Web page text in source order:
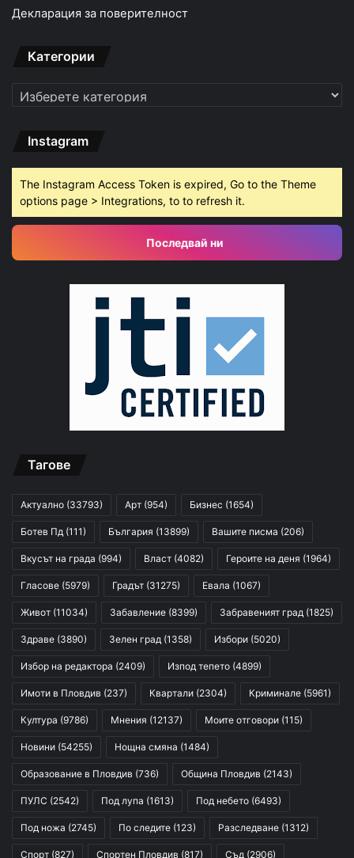
Декларация за поверителност
Категории
Категории
Instagram
The Instagram Access Token is expired, Go to the Theme
options page > Integrations, to to refresh it.
Последвай ни
Тагове
Актуално (33793) Арт (954) Бизнес (1654)
Ботев Пд (111) България (13899) Вашите писма (206)
Вкусът на града (994) Власт (4082) Героите на деня (1964)
Гласове (5979) Градът (31275) Евала (1067)
Живот (11034) Забавление (8399) Забравеният град (1825)
Здраве (3890) Зелен град (1358) Избори (5020)
Избор на редактора (2409) Изпод тепето (4899)
Имоти в Пловдив (237) Квартали (2304) Криминале (5961)
Култура (9786) Мнения (12137) Моите отговори (115)
Новини (54255) Нощна смяна (1484)
Образование в Пловдив (736) Община Пловдив (2143)
ПУЛС (2542) Под лупа (1613) Под небето (6493)
Под ножа (2745) По следите (123) Разследване (1312)
Спорт (827) Спортен Пловдив (817) Съд (2906)